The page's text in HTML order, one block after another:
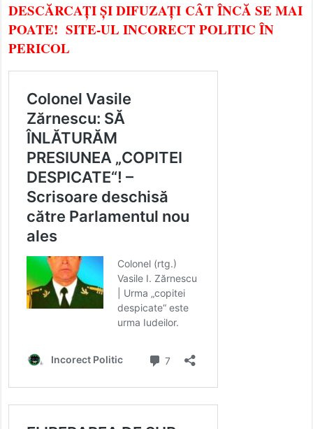
DESCĂRCAȚI ȘI DIFUZAȚI CÂT ÎNCĂ SE MAI
POATE! SITE-UL INCORECT POLITIC ÎN
PERICOL